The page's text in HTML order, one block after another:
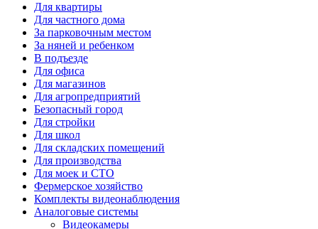
Для квартиры
Для частного дома
За парковочным местом
За няней и ребенком
В подъезде
Для офиса
Для магазинов
Для агропредприятий
Безопасный город
Для стройки
Для школ
Для складских помещений
Для производства
Для моек и СТО
Фермерское хозяйство
Комплекты видеонаблюдения
Аналоговые системы
Видеокамеры